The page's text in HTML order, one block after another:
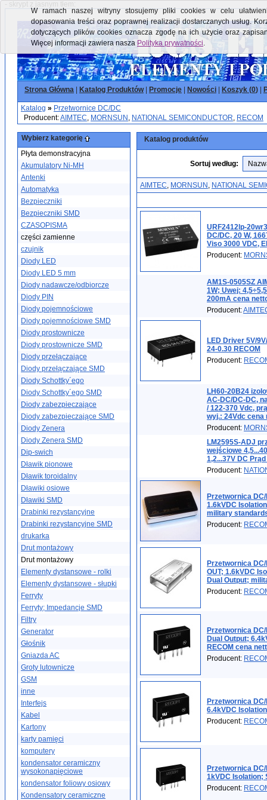
- skrypt z jasnym tłem:
Strona Główna Katalog Produktów| Promocje Nowości Koszyk (0)
Katalog » Przetwornice DC/DC
Producent:AIMTEC, MORNSUN , NATIONAL SEMICONDUCTOR, RECOM
Wybierz kategorię
Płyta demonstracyjna
Akumulatory Ni-MH
Antenki
Automatyka
Bezpieczniki
Bezpieczniki SMD
CZASOPISMA
części zamienne
czujnik
Diody LED
Diody LED 5 mm
Diody nadawcze/odbiorcze
Diody PIN
Diody pojemnościowe
Diody pojemnościowe SMD
Diody prostownicze
Diody prostownicze SMD
Diody przełączające
Diody przełączające SMD
Diody Schottky´ego
Diody Schottky´ego SMD
Diody zabezpieczające
Diody zabezpieczające SMD
Diody Zenera
Diody Zenera SMD
Dip-swich
Dławik pionowe
Dławik toroidalny
Dławiki osiowe
Dławiki SMD
Drabinki rezystancyjne
Drabinki rezystancyjne SMD
drukarka
Drut montażowy
Drut montażowy
Elementy dystansowe - rolki
Elementy dystansowe - słupki
Ferryty
Ferryty; Impedancje SMD
Filtry
Generator
Głośnik
Gniazda AC
Groty lutownicze
GSM
inne
Interfejs
Kabel
Kartony
karty pamięci
komputery
kondensator ceramiczny
wysokonapięciowe
kondensator foliowy osiowy
Kondensatory ceramiczne
Katalog produktów
Sortuj według:
AIMTEC, MORNSUN , NATIONAL
URF2412lp-
DC/DC, 20 W,
Viso 3000 VDC,
Producent:
AM1S-0505SZ
1W; Uwej:
200mA cena
Producent:
LED Driver 5V/
24-0.30 RECOM
Producent:
LH60-20B24
AC-DC/DC-DC,
/ 122-370 Vdc,
wyj.: 24Vdc cena
Producent:
LM2595S-ADJ
wejściowe
1,2...37V DC
Producent:
Przetwornica
1.6kVDC
military
Producent:
Przetwornica
OUT; 1.6kVDC
Dual Output;
Producent:
Przetwornica DC/
Dual Output;
RECOM cena
Producent:
Przetwornica DC/
6.4kVDC
Producent:
Przetwornica
1kVDC Isolation;
Producent:
W ramach naszej witryny stosujemy pliki cookies w celu
dopasowania treści oraz poprawnej realizacji dostarczanych usług.
dotyczących plików cookies oznacza zgodę na ich użycie oraz
Więcej informacji zawiera nasza Polityka prywatności.